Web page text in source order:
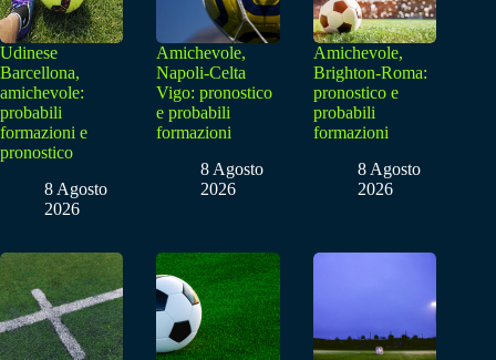
Udinese
Barcellona,
amichevole:
probabili
formazioni e
pronostico
8 Agosto
2026
Amichevole,
Napoli-Celta
Vigo: pronostico
e probabili
formazioni
8 Agosto
2026
Amichevole,
Brighton-Roma:
pronostico e
probabili
formazioni
8 Agosto
2026